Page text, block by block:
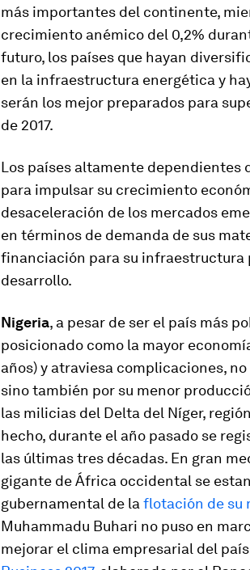
más importantes del continente,
crecimiento anémico del 0,2%
futuro, los países que hayan
en la infraestructura energética y
serán los mejor preparados para
de 2017.
Los países altamente dependientes
para impulsar su crecimiento
desaceleración de los mercados
en términos de demanda de sus
financiación para su infraestructura
desarrollo.
Nigeria, a pesar de ser el país más
posicionado como la mayor
años) y atraviesa complicaciones,
sino también por su menor
las milicias del Delta del Níger,
hecho, durante el año pasado se
las últimas tres décadas. En gran
gigante de África occidental se
gubernamental de la flotación de su
Muhammadu Buhari no puso en
mejorar el clima empresarial del